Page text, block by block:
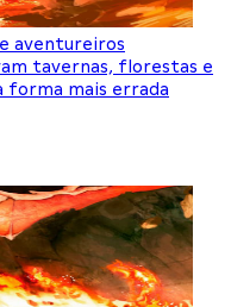
aventureiros
tavernas, florestas e
forma mais errada